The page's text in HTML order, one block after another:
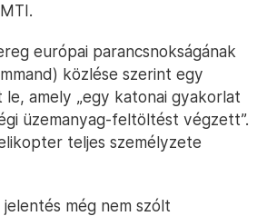
európai parancsnokságának
közlése szerint egy
amely „egy katonai gyakorlat
üzemanyag-feltöltést végzett”.
teljes személyzete
még nem szólt